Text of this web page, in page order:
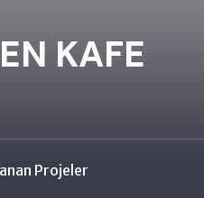
KAFE
Projeler